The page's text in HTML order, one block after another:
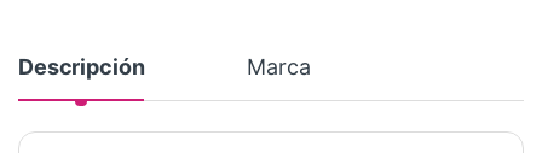
Descripción Marca